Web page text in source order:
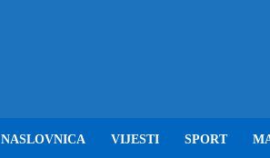
NASLOVNICA VIJESTI SPORT